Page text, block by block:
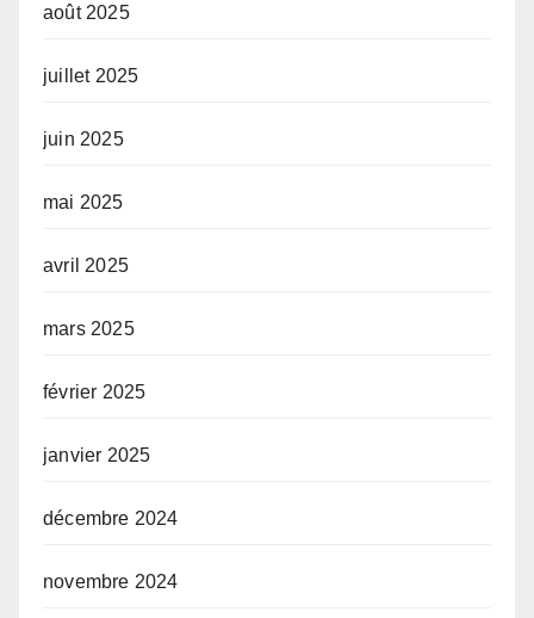
août 2025
juillet 2025
juin 2025
mai 2025
avril 2025
mars 2025
février 2025
janvier 2025
décembre 2024
novembre 2024